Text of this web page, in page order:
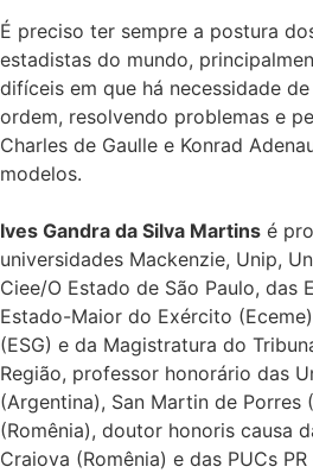
É preciso ter sempre a postura
estadistas do mundo,
difíceis em que há necessidade
ordem, resolvendo problemas e
Charles de Gaulle e Konrad
modelos.
Ives Gandra da Silva Martins é
universidades Mackenzie, Unip,
Ciee/O Estado de São Paulo, das
Estado-Maior do Exército
(ESG) e da Magistratura do
Região, professor honorário das
(Argentina), San Martin de Porres
(Romênia), doutor honoris causa
Craiova (Romênia) e das PUCs